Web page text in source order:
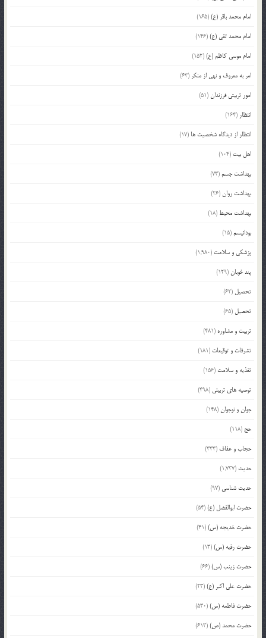
امام محمد باقر (ع)(165)
امام محمد تقی (ع)(146)
امام موسی کاظم (ع)(152)
امر به معروف و نهی از منکر (63)
امور تربیتی فرزندان(51)
انتظار (164)
انتظار از دیدگاه شخصیت ها (17)
اهل بیت (104)
بهداشت جسم(73)
بهداشت روان(26)
بهداشت محیط (18)
بودائیسم(15)
پزشکی و سلامت (1,980)
پند خوبان(129)
تحصیل (62)
تحصیل (65)
تربیت و مشاوره (481)
تشرفات و توقیعات (181)
تغذیه و سلامت (156)
توصیه های تربیتی (498)
جوان و نوجوان(148)
حج (118)
حجاب و عفاف (333)
حدیث (1,737)
حدیث شناسی (97)
حضرت ابوالفضل (ع)(54)
حضرت خدیجه (س)(41)
حضرت رقیه (س)(13)
حضرت زینب (س)(66)
حضرت علی اکبر (ع)(23)
حضرت فاطمه (س)(530)
حضرت محمد (ص)(613)